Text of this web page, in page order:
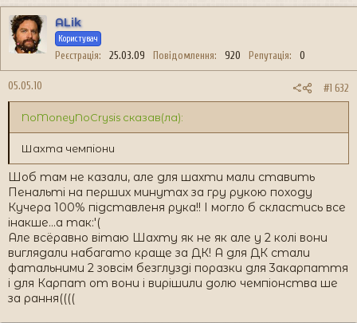
ALik
Користувач
Реєстрація 25.03.09 Повідомлення 920 Репутація 0
05.05.10 #1 632
NoMoneyNoCrysis сказав(ла):
Шахта чемпіони
Шоб там не казали, але для шахти мали ставить
Пенальті на перших минутах за гру рукою походу
Кучера 100% підставленя рука!! І могло б скластись все
інакше...а так:'(
Але всёравно вітаю Шахту як не як але у 2 колі вони
виглядали набагато краще за ДК! А для ДК стали
фатальними 2 зовсім безглузді поразки для 3акарпаття
і для Карпат от вони і вирішили долю чемпіонства ше
за рання((((